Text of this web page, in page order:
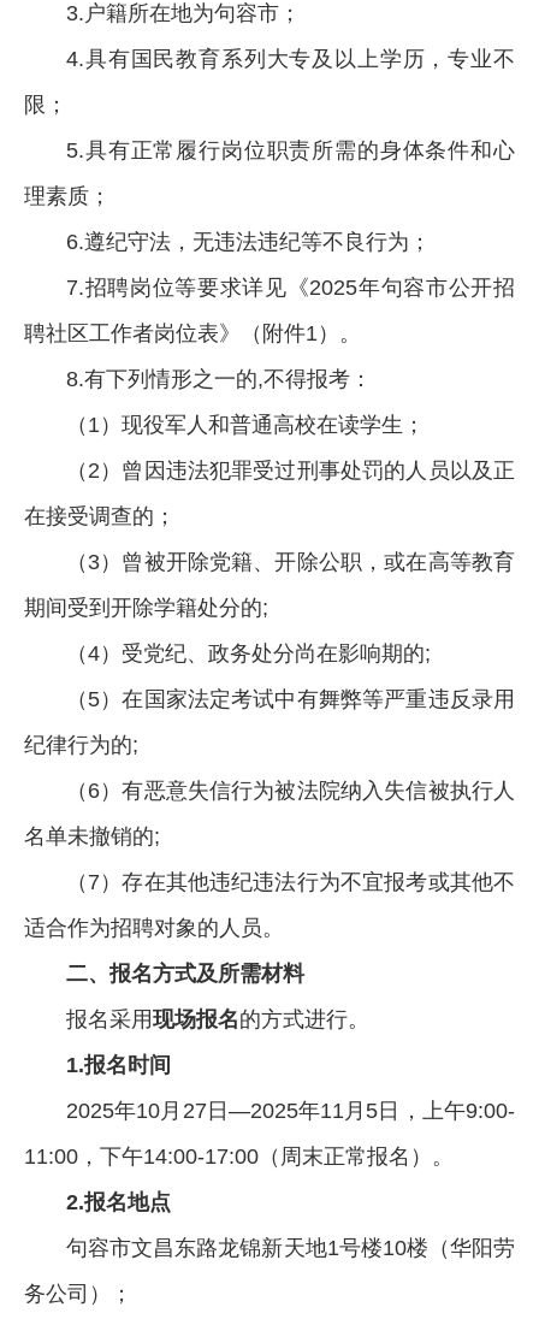
3.户籍所在地为句容市；
4.具有国民教育系列大专及以上学历，专业不
限；
5.具有正常履行岗位职责所需的身体条件和心
理素质；
6.遵纪守法，无违法违纪等不良行为；
7.招聘岗位等要求详见《2025年句容市公开招
聘社区工作者岗位表》（附件1）。
8.有下列情形之一的,不得报考：
（1）现役军人和普通高校在读学生；
（2）曾因违法犯罪受过刑事处罚的人员以及正
在接受调查的；
（3）曾被开除党籍、开除公职，或在高等教育
期间受到开除学籍处分的;
（4）受党纪、政务处分尚在影响期的;
（5）在国家法定考试中有舞弊等严重违反录用
纪律行为的;
（6）有恶意失信行为被法院纳入失信被执行人
名单未撤销的;
（7）存在其他违纪违法行为不宜报考或其他不
适合作为招聘对象的人员。
二、报名方式及所需材料
报名采用现场报名的方式进行。
1.报名时间
2025年10月27日—2025年11月5日，上午9:00-
11:00，下午14:00-17:00（周末正常报名）。
2.报名地点
句容市文昌东路龙锦新天地1号楼10楼（华阳劳
务公司）；